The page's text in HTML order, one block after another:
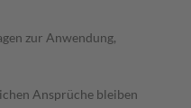
zur Anwendung,
Ansprüche bleiben